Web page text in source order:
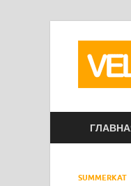
SUMMERKAT